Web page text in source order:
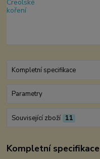
Kompletní specifikace
Parametry
Související zboží 11
Kompletní specifikace